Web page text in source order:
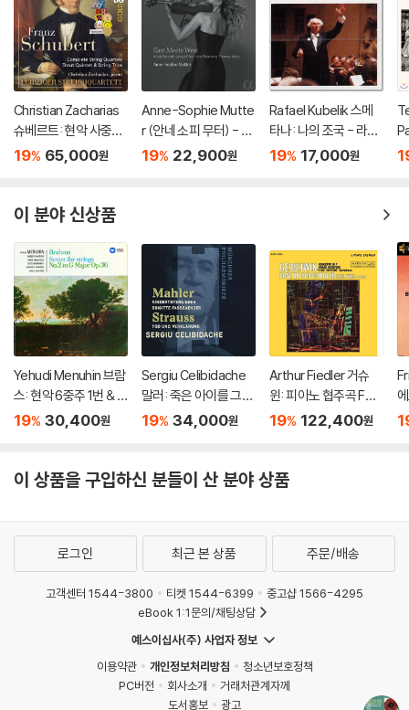
Christian Zacharias
슈베르트: 현악 사중주
전곡 외 (Schubert: C
& String Trios)
19% 65,000원
Anne-Sophie Mutte
r (안네 소피 무터) - Ea
st Meets West
19% 22,900원
Rafael Kubelik 스메
타나: 나의 조국 - 라파
엘 쿠벨릭 (Smetana:
19% 17,000원
이 분야 신상품
Yehudi Menuhin 브람
스: 현악 6중주 1번 & 2
번 (Brahms: String S
19% 30,400원
Sergiu Celibidache
말러: 죽은 아이를 그리
는 노래 / R. 슈트라우
r, R. Strauss: Death a
19% 34,000원
Arthur Fiedler 거슈
윈: 피아노 협주곡 F장
조 (Gershwin: Conc
[2LP]
19% 122,400원
이 상품을 구입하신 분들이 산 분야 상품
로그인 최근 본 상품 주문/배송
고객센터 1544-3800 티켓 1544-6399
중고샵 1566-4295
eBook 1:1문의/채팅상담
예스이십사(주) 사업자 정보
이용약관
개인정보처리방침
청소년보호정책
PC버전
회사소개
거래처관계자께
도서홍보
광고